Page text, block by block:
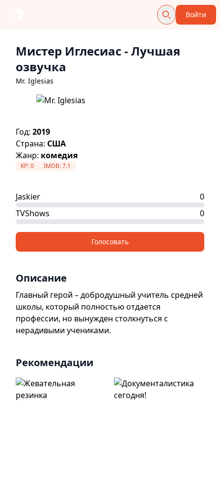
Войти
Мистер Иглесиас- Лучшая
озвучка
Mr. Iglesias
Год: 2019
Страна: США
Жанр: комедия
KP:0 IMDB:7.1
Jaskier
0
TVShows
0
Голосовать
Описание
Главный герой – добродушный учитель средней
школы, который полностью отдается
профессии, но вынужден столкнуться с
нерадивыми учениками.
Рекомендации